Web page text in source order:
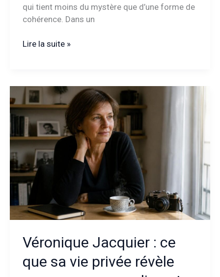
qui tient moins du mystère que d’une forme de
cohérence. Dans un
Anthony
famille
:
un
équilibre
entre
vie
privée
et
engagement
public
Lire la suite »
Véronique Jacquier : ce
que sa vie privée révèle